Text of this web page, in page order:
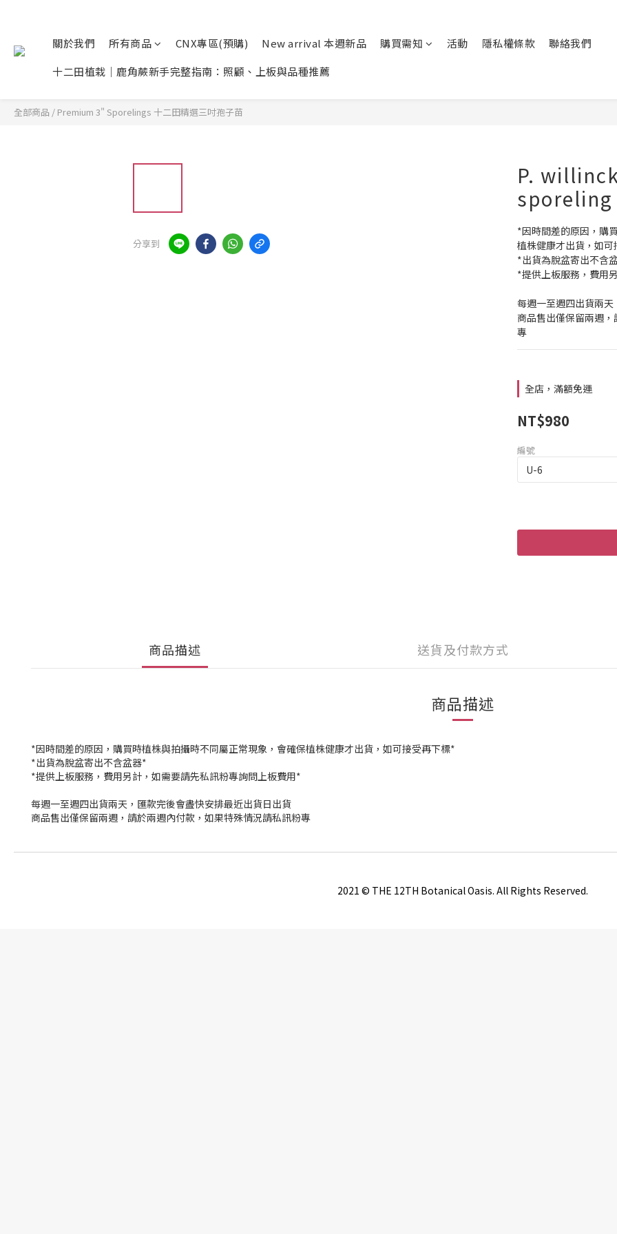
關於我們 所有商品 CNX專區(預購) New arrival 本週新品 購買需知 活動 隱私權條款
聯絡我們
十二田植栽｜鹿角蕨新手完整指南：照顧、上板與品種推薦
全部商品 / Premium 3" Sporelings 十二田精選三吋孢子苗
分享到
P.
sporeling
*因時間差的原因，購
植株健康才出貨，如
*出貨為脫盆寄出不含
*提供上板服務，費用
每週一至週四出貨兩
商品售出僅保留兩週
專
全店，滿額免運
NT$980
編號
商品描述 送貨及付款方式
商品描述
*因時間差的原因，購買時植株與拍攝時不同屬正常現象，會確保植株健康才出貨，如可接受再下標*
*出貨為脫盆寄出不含盆器*
*提供上板服務，費用另計，如需要請先私訊粉專詢問上板費用*
每週一至週四出貨兩天，匯款完後會盡快安排最近出貨日出貨
商品售出僅保留兩週，請於兩週內付款，如果特殊情況請私訊粉專
2021 © THE 12TH Botanical Oasis. All Rights Reserved.